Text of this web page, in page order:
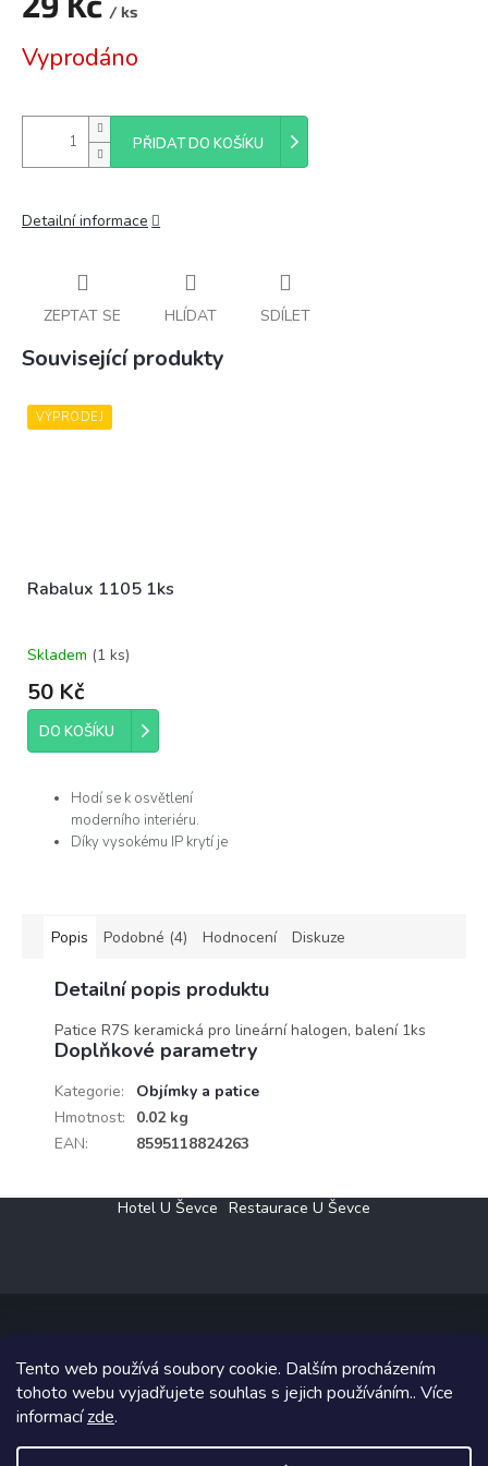
Tento web používá soubory cookie. Dalším procházením
tohoto webu vyjadřujete souhlas s jejich používáním.. Více
informacízde.
/ ks
cena:
Vyprodáno
PŘIDAT DO KOŠÍKU
Detailní informace
ZEPTAT SE HLÍDAT SDÍLET
Související produkty
VÝPRODEJ
Rabalux 1105 1ks
Skladem (1 ks)
50 Kč
DO KOŠÍKU
Hodí se k osvětlení
moderního interiéru.
Díky vysokému IP krytí je
balení.
Popis Podobné (4) Hodnocení Diskuze
Detailní popis produktu
Patice R7S keramická pro lineární halogen, balení 1ks
Doplňkové parametry
Kategorie:
Objímky a patice
Hmotnost:
0.02 kg
EAN: 8595118824263
Hotel U Ševce Restaurace U Ševce
Copyright 2026Elektro Klesný s.r.o.. Všechna práva vyhrazena.
Grafický návrh vytvořil a na Shoptet implementoval
Shoptetak.cz.